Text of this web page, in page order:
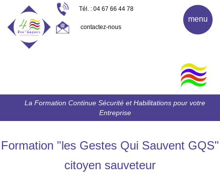
Tél. : 04 67 66 44 78
contactez-nous
La Formation Continue Sécurité et Habilitations pour votre
Entreprise
menu
Formation "les Gestes Qui Sauvent GQS"
citoyen sauveteur